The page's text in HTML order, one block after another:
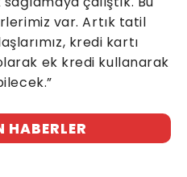
var. Artık tatil
kredi kartı
ek kredi kullanarak
HABERLER